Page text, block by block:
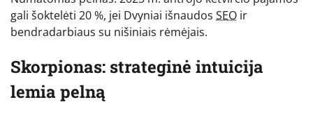
gali šoktelėti 20 %, jei Dvyniai išnaudos SEO ir
bendradarbiaus su nišiniais rėmėjais.
Skorpionas: strateginė intuicija
lemia pelną